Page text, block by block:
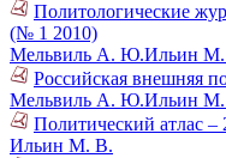
Политологические
(№ 1 2010)
Мельвиль А. Ю.Ильин
Российская внешняя
Мельвиль А. Ю.Ильин
Политический атлас
Ильин М. В.